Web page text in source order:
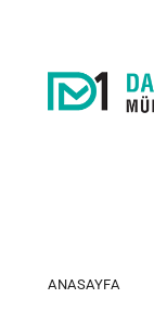
ANASAYFA